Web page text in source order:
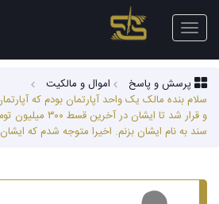
Toggle
navigation
پرسش و پاسخ
اموال و مالکیت
سلام بنده مالک یک واحد آپارتمان بودم که
و قرار شد تا ایشان
سند به نام ایشان بزنم. اخیرا متوجه شدم که